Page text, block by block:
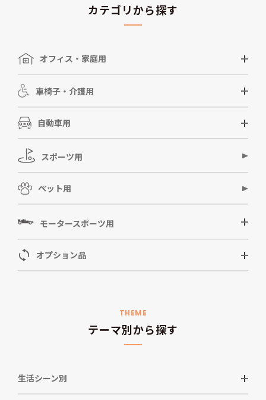
カテゴリから探す
オフィス・家庭用
車椅子・介護用
自動車用
スポーツ用
ペット用
モータースポーツ用
オプション品
THEME
テーマ別から探す
生活シーン別